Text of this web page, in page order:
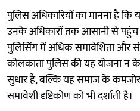
पुलिस अधिकारियों का मानना है कि
उनके अधिकारों तक आसानी से पहुंच
पुलिसिंग में अधिक समावेशिता और
कोलकाता पुलिस की यह योजना न
सुधार है, बल्कि यह समाज के
समावेशी दृष्टिकोण को भी दर्शाती है।